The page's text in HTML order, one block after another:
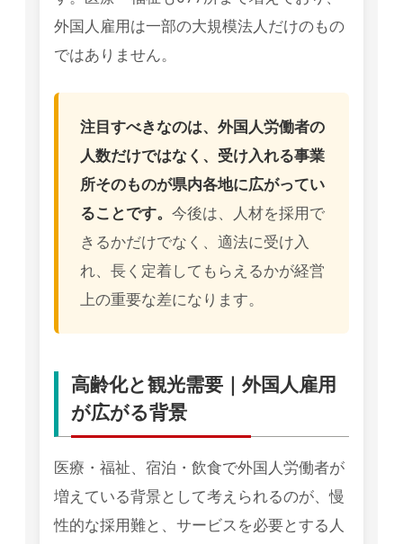
外国人雇用は一部の大規模法人だけのもの
ではありません。
注目すべきなのは、外国人労働者の
人数だけではなく、受け入れる事業
所そのものが県内各地に広がってい
ることです。 今後は、人材を採用で
きるかだけでなく、適法に受け入
れ、長く定着してもらえるかが経営
上の重要な差になります。
高齢化と観光需要｜外国人雇用
が広がる背景
医療・福祉、宿泊・飲食で外国人労働者が
増えている背景として考えられるのが、慢
性的な採用難と、サービスを必要とする人